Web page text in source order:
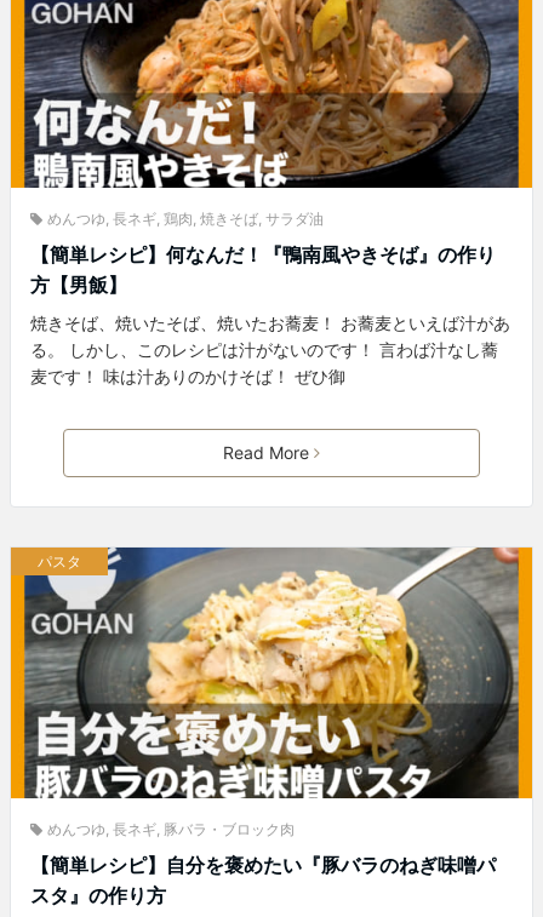
めんつゆ, 長ネギ, 鶏肉, 焼きそば, サラダ油
【簡単レシピ】何なんだ！『鴨南風やきそば』の作り
方【男飯】
焼きそば、焼いたそば、焼いたお蕎麦！ お蕎麦といえば汁があ
る。 しかし、このレシピは汁がないのです！ 言わば汁なし蕎
麦です！ 味は汁ありのかけそば！ ぜひ御
Read More
パスタ
めんつゆ, 長ネギ, 豚バラ・ブロック肉
【簡単レシピ】自分を褒めたい『豚バラのねぎ味噌パ
スタ』の作り方